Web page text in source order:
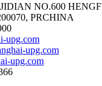
NO.600
PRCHINA
upg.com
upg.com
upg.com